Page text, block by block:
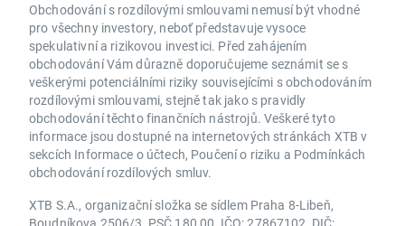
Obchodování s rozdílovými smlouvami nemusí být vhodné
pro všechny investory, neboť představuje vysoce
spekulativní a rizikovou investici. Před zahájením
obchodování Vám důrazně doporučujeme seznámit se s
veškerými potenciálními riziky souvisejícími s obchodováním
rozdílovými smlouvami, stejně tak jako s pravidly
obchodování těchto finančních nástrojů. Veškeré tyto
informace jsou dostupné na internetových stránkách XTB v
sekcích Informace o účtech, Poučení o riziku a Podmínkách
obchodování rozdílových smluv.
XTB S.A., organizační složka se sídlem Praha 8-Libeň,